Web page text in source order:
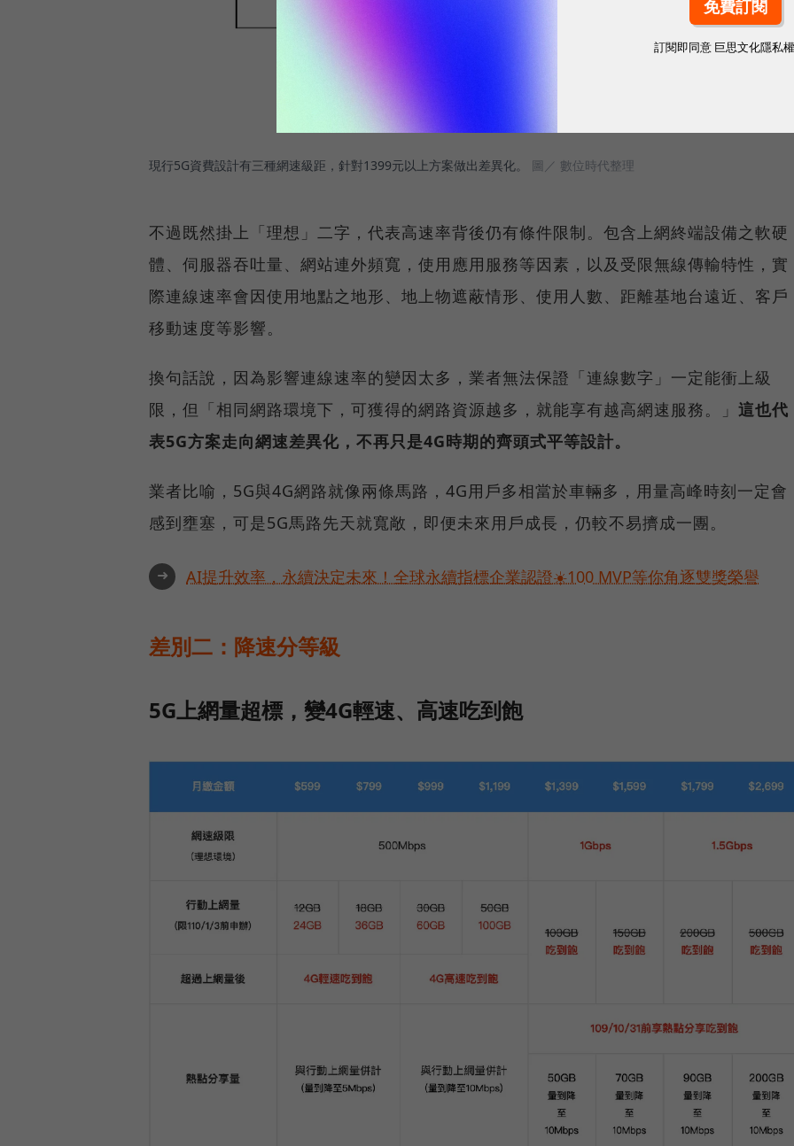
現行5G資費設計有三種網速級距，針對1399元以上方案做出差異化。 圖／ 數位時代整理
不過既然掛上「理想」二字，代表高速率背後仍有條件限制。包含上網終端設備之軟硬
體、伺服器吞吐量、網站連外頻寬，使用應用服務等因素，以及受限無線傳輸特性，實
際連線速率會因使用地點之地形、地上物遮蔽情形、使用人數、距離基地台遠近、客戶
移動速度等影響。
換句話說，因為影響連線速率的變因太多，業者無法保證「連線數字」一定能衝上級
限，但「相同網路環境下，可獲得的網路資源越多，就能享有越高網速服務。」 這也代
表5G方案走向網速差異化，不再只是4G時期的齊頭式平等設計。
業者比喻，5G與4G網路就像兩條馬路，4G用戶多相當於車輛多，用量高峰時刻一定會
感到壅塞，可是5G馬路先天就寬敞，即便未來用戶成長，仍較不易擠成一團。
➜ AI提升效率，永續決定未來！全球永續指標企業認證☀️100 MVP等你角逐雙獎榮譽
差別二：降速分等級
5G上網量超標，變4G輕速、高速吃到飽
訂閱即同意 巨思文化隱私